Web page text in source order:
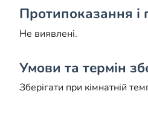
Протипоказання і
Не виявлені.
Умови та термін
Зберігати при кімнатній